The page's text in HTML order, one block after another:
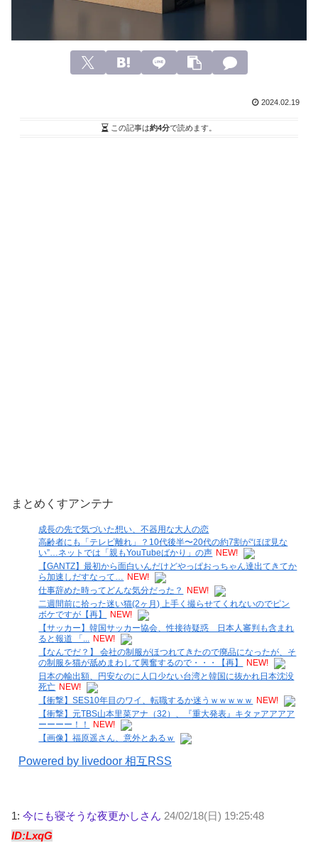
2024.02.19
この記事は約4分で読めます。
まとめくすアンテナ
成長の先で気づいた想い、不器用な大人の恋
高齢者にも「テレビ離れ」？10代後半〜20代の約7割が“ほぼ見な
い”…ネットでは「親もYouTubeばかり」の声 NEW!
【GANTZ】最初から面白いんだけどやっぱおっちゃん達出てきてか
ら加速しだすなって… NEW!
仕事辞めた時ってどんな気分だった？
NEW!
二週間前に拾った迷い猫(2ヶ月) 上手く撮らせてくれないのでピン
ボケですが【再】
NEW!
【サッカー】韓国サッカー協会、性接待疑惑 日本人審判も含まれ
ると報道 「... NEW!
【なんでだ？】 会社の制服がほつれてきたので廃品になったが、そ
の制服を猫が舐めまわして興奮するので・・・【再】
NEW!
日本の輸出額、円安なのに人口少ない台湾と韓国に抜かれ日本沈没
死亡 NEW!
【衝撃】SES10年目のワイ、転職するか迷うｗｗｗｗｗ
NEW!
【衝撃】元TBS山本里菜アナ（32）、『重大発表』キタァアアアア
ーーーー！！
NEW!
【画像】福原遥さん、意外とあるｗ
Powered by livedoor 相互RSS
1: 今にも寝そうな夜更かしさん 24/02/18(日) 19:25:48
ID:LxqG